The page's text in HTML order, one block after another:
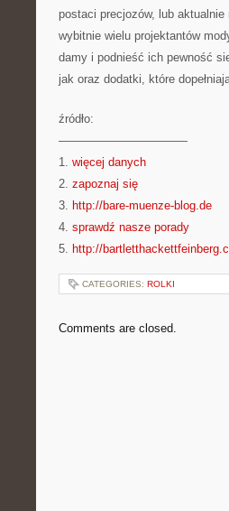
postaci precjozów, lub
wybitnie wielu projektantów
damy i podnieść ich pewność
jak oraz dodatki, które
źródło:
———————————
1. więcej danych
2. zapoznaj się
3. http://bare-muenze-blog.de
4. sprawdź nasze porady
5. http://
CATEGORIES: ROLKI
Comments are closed.